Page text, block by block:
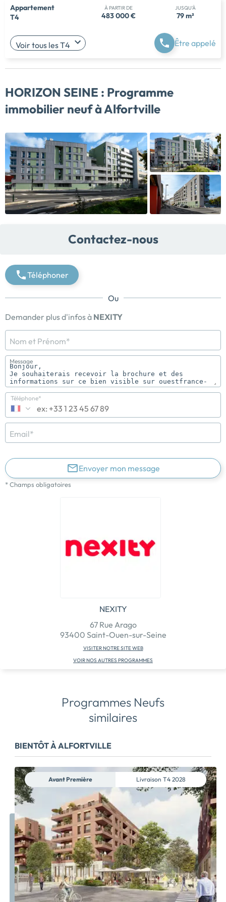
Appartement
T4
À PARTIR DE
483 000 €
JUSQU'À
79 m²
Voir tous les T4 Être appelé
HORIZON SEINE : Programme
immobilier neuf à Alfortville
Contactez-nous
NEXITY
67 Rue Arago
93400 Saint-Ouen-sur-Seine
VISITER NOTRE SITE WEB
VOIR NOS AUTRES PROGRAMMES
Téléphoner
Ou
Demander plus d'infos à NEXITY
Nom et Prénom*
Message
Téléphone*
Email*
Envoyer mon message
* Champs obligatoires
Programmes Neufs
similaires
BIENTÔT À ALFORTVILLE
Avant Première Livraison T4 2028